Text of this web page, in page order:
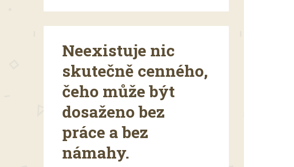
Neexistuje nic
skutečně cenného,
čeho může být
dosaženo bez
práce a bez
námahy.